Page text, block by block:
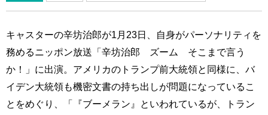
キャスターの辛坊治郎が1月23日、自身がパーソナリティを
務めるニッポン放送「辛坊治郎 ズーム そこまで言う
か！」に出演。アメリカのトランプ前大統領と同様に、バ
イデン大統領も機密文書の持ち出しが問題になっているこ
とをめぐり、「『ブーメラン』といわれているが、トラン